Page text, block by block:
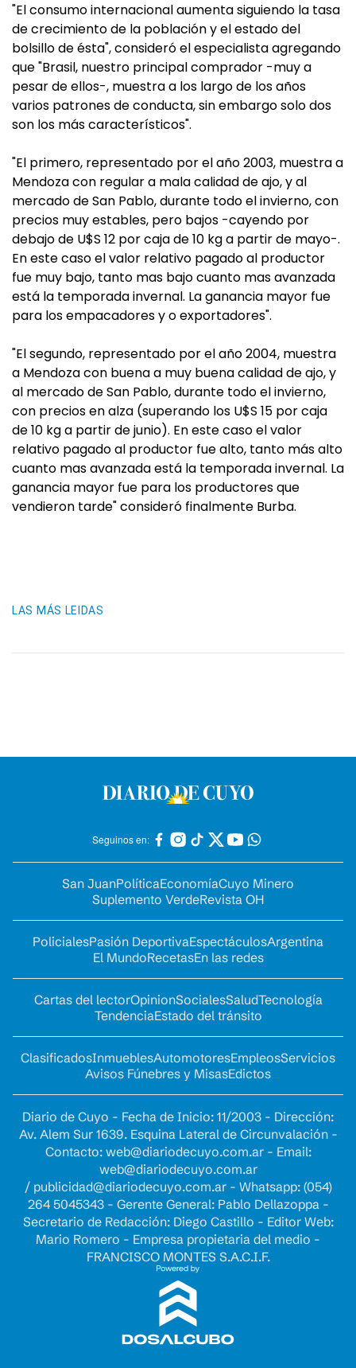
"El consumo internacional aumenta siguiendo la tasa
de crecimiento de la población y el estado del
bolsillo de ésta", consideró el especialista agregando
que "Brasil, nuestro principal comprador -muy a
pesar de ellos-, muestra a los largo de los años
varios patrones de conducta, sin embargo solo dos
son los más característicos".
"El primero, representado por el año 2003, muestra a
Mendoza con regular a mala calidad de ajo, y al
mercado de San Pablo, durante todo el invierno, con
precios muy estables, pero bajos -cayendo por
debajo de U$S 12 por caja de 10 kg a partir de mayo-.
En este caso el valor relativo pagado al productor
fue muy bajo, tanto mas bajo cuanto mas avanzada
está la temporada invernal. La ganancia mayor fue
para los empacadores y o exportadores".
"El segundo, representado por el año 2004, muestra
a Mendoza con buena a muy buena calidad de ajo, y
al mercado de San Pablo, durante todo el invierno,
con precios en alza (superando los U$S 15 por caja
de 10 kg a partir de junio). En este caso el valor
relativo pagado al productor fue alto, tanto más alto
cuanto mas avanzada está la temporada invernal. La
ganancia mayor fue para los productores que
vendieron tarde" consideró finalmente Burba.
LAS MÁS LEIDAS
Seguinos en:
San JuanPolíticaEconomíaCuyo Minero
Suplemento VerdeRevista OH
PolicialesPasión DeportivaEspectáculosArgentina
El MundoRecetasEn las redes
Cartas del lectorOpinionSocialesSaludTecnología
TendenciaEstado del tránsito
ClasificadosInmueblesAutomotoresEmpleosServicios
Avisos Fúnebres y MisasEdictos
Diario de Cuyo - Fecha de Inicio: 11/2003 - Dirección:
Av. Alem Sur 1639. Esquina Lateral de Circunvalación -
Contacto: web@diariodecuyo.com.ar- Email:
web@diariodecuyo.com.ar
/ publicidad@diariodecuyo.com.ar- Whatsapp: (054)
264 5045343 - Gerente General: Pablo Dellazoppa -
Secretario de Redacción: Diego Castillo - Editor Web:
Mario Romero - Empresa propietaria del medio -
FRANCISCO MONTES S.A.C.I.F.